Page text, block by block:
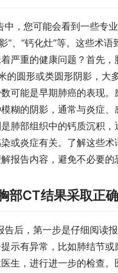
中，您可能会看到一些专
”、“钙化灶”等。这些术语
严重的健康问题？首先，
的圆形或类圆形阴影，大
可能是早期肺癌的表现。
糊的阴影，通常与炎症
肺部组织中的钙质沉积
或炎症有关。了解这些
报告内容，避免不必要的
部CT结果采取正
告后，第一步是仔细阅读
示有异常，比如肺结节或
生，进行进一步的检查。